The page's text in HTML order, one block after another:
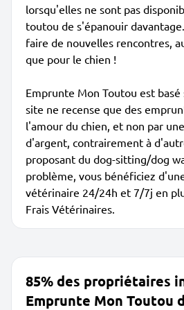
lorsqu'elles ne sont pas
toutou de s'épanouir
faire de nouvelles rencontres,
que pour le chien !
Emprunte Mon Toutou est
site ne recense que des
l'amour du chien, et non par
d'argent, contrairement à
proposant du dog-sitting/dog
problème, vous bénéficiez
vétérinaire 24/24h et 7/7j en
Frais Vétérinaires.
85% des propriétaires
Emprunte Mon Toutou